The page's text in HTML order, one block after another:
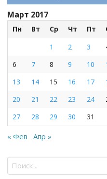
Март 2017
Пн Вт Ср Чт Пт
1
2 3
6
7 8 9 10
13
14 15 16 17
20
21 22 23 24
27
28 29 30 31
« Фев Апр »